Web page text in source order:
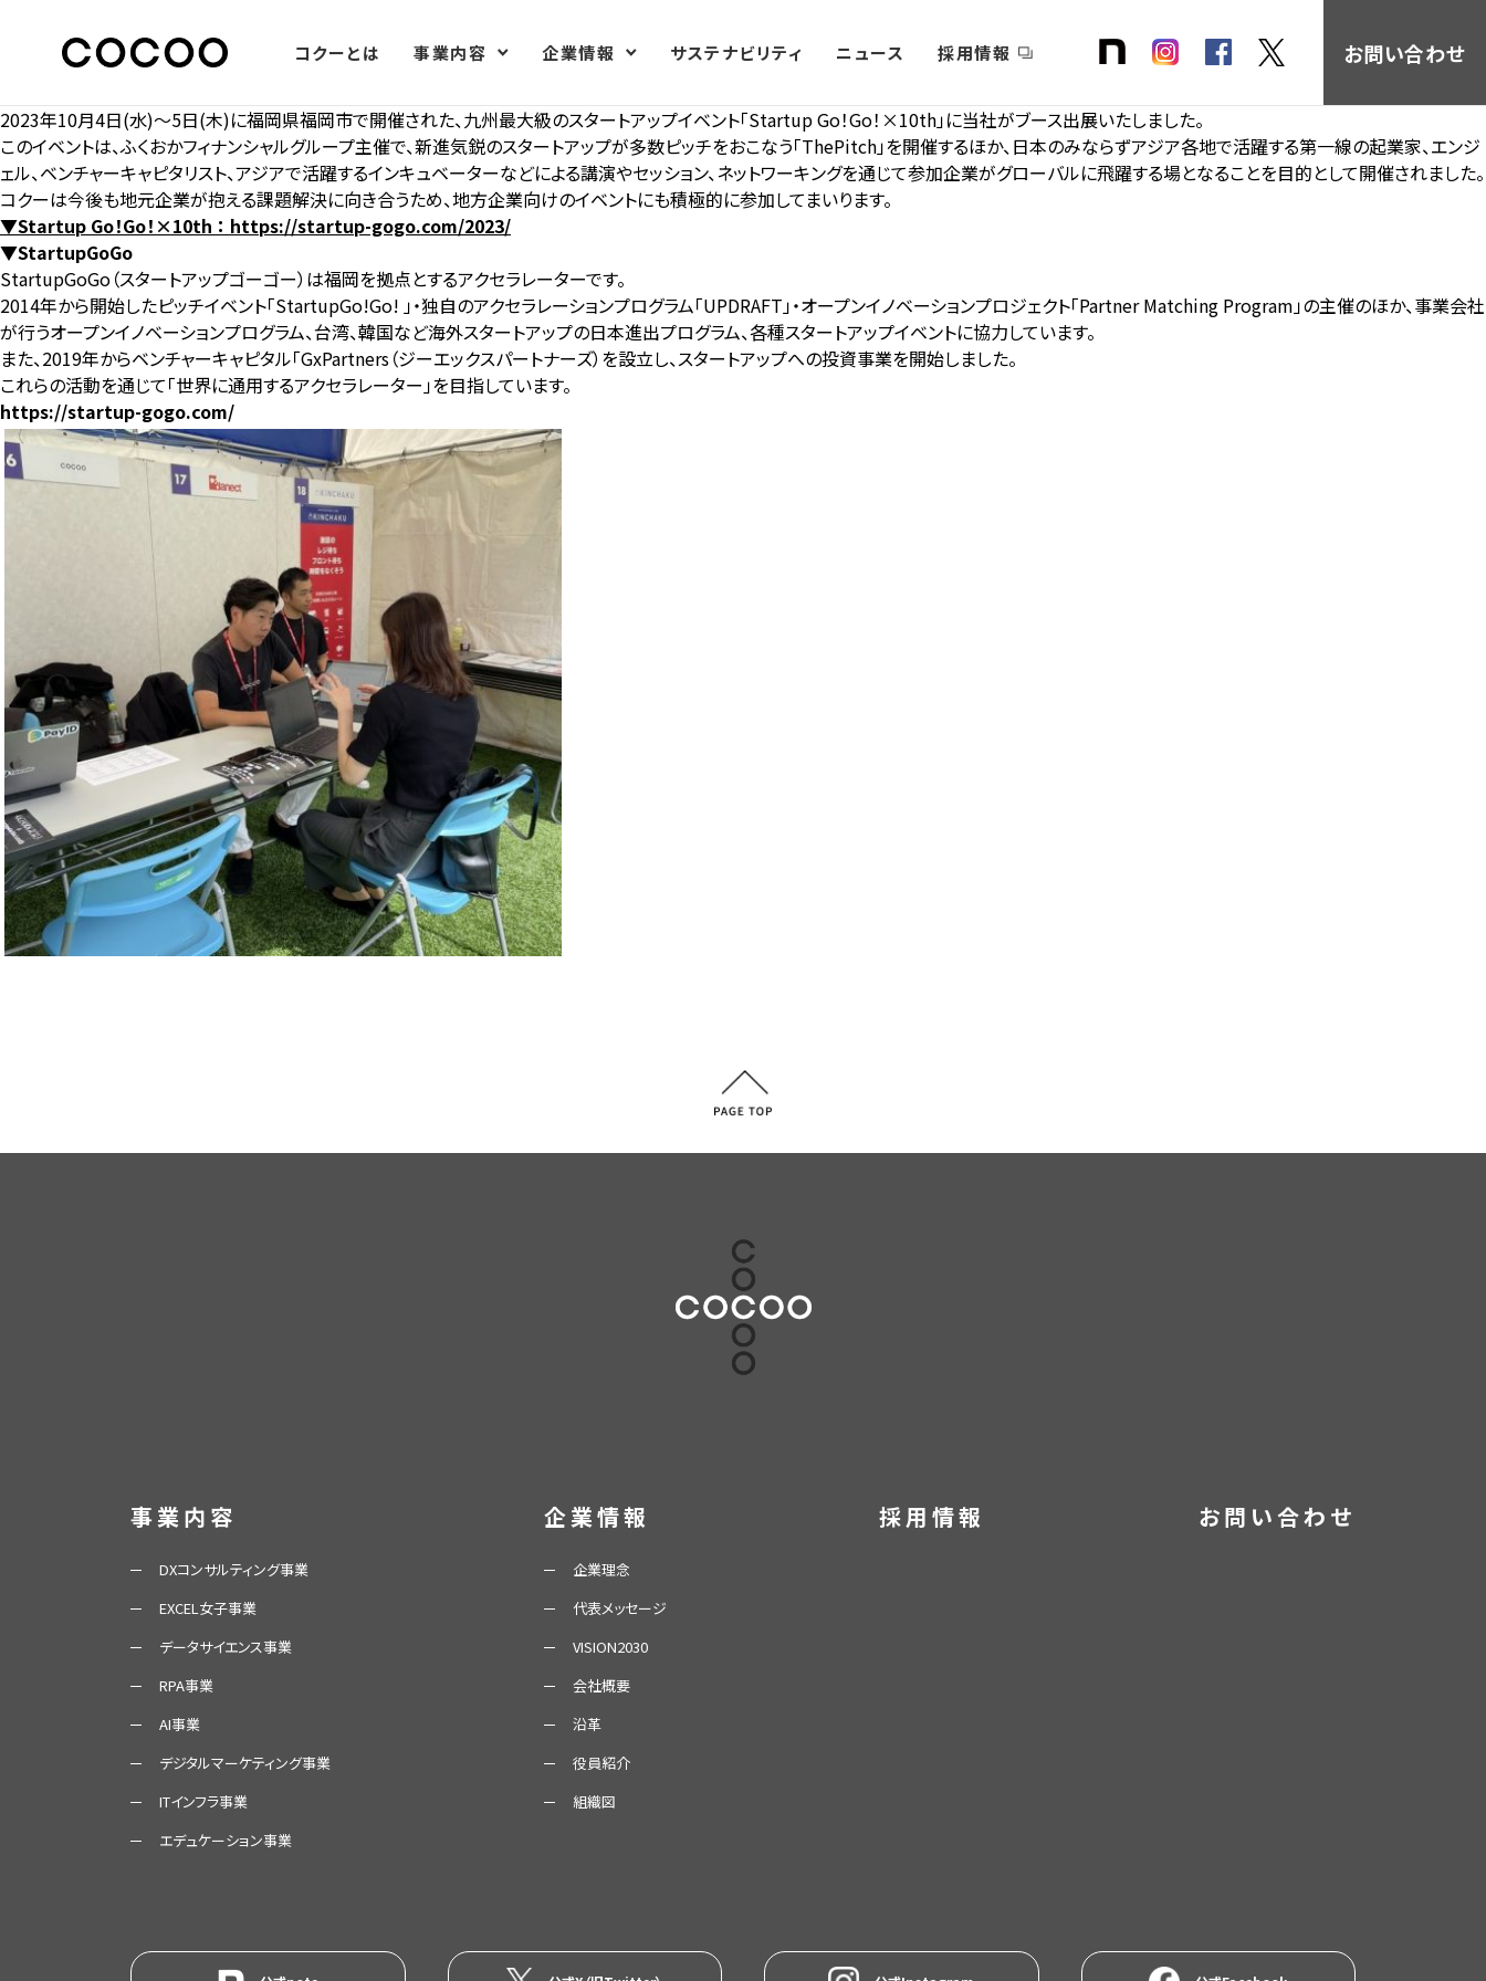
コクーとは 事業内容 企業情報 サステナビリティ ニュース 採用情報 お問い合わせ
2023年10月4日(水)～5日(木)に福岡県福岡市で開催された、九州最大級のスタートアップイベント「Startup Go！Go！×10th」に当社がブース出展いたしました。
このイベントは、ふくおかフィナンシャルグループ主催で、新進気鋭のスタートアップが多数ピッチをおこなう「ThePitch」を開催するほか、日本のみならずアジア各地で活躍する第一線の起業家、エンジ
ェル、ベンチャーキャピタリスト、アジアで活躍するインキュベーターなどによる講演やセッション、ネットワーキングを通じて参加企業がグローバルに飛躍する場となることを目的として開催されました。
コクーは今後も地元企業が抱える課題解決に向き合うため、地方企業向けのイベントにも積極的に参加してまいります。
▼Startup Go！Go！×10th ： https://startup-gogo.com/2023/
▼StartupGoGo
StartupGoGo（スタートアップゴーゴー）は福岡を拠点とするアクセラレーターです。
2014年から開始したピッチイベント「StartupGo!Go! 」・独自のアクセラレーションプログラム「UPDRAFT」・オープンイノベーションプロジェクト「Partner Matching Program」の主催のほか、事業会社
が行うオープンイノベーションプログラム、台湾、韓国など海外スタートアップの日本進出プログラム、各種スタートアップイベントに協力しています。
また、2019年からベンチャーキャピタル「GxPartners（ジーエックスパートナーズ）を設立し、スタートアップへの投資事業を開始しました。
これらの活動を通じて「世界に通用するアクセラレーター」を目指しています。
https://startup-gogo.com/
事業内容
DXコンサルティング事業
EXCEL女子事業
データサイエンス事業
RPA事業
AI事業
デジタルマーケティング事業
ITインフラ事業
エデュケーション事業
企業情報
企業理念
代表メッセージ
VISION2030
会社概要
沿革
役員紹介
組織図
採用情報 お問い合わせ